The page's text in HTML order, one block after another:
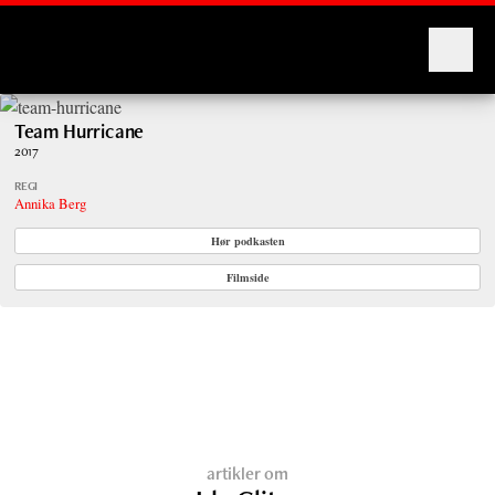
Team Hurricane
2017
REGI
Annika Berg
Hør podkasten
Filmside
artikler om